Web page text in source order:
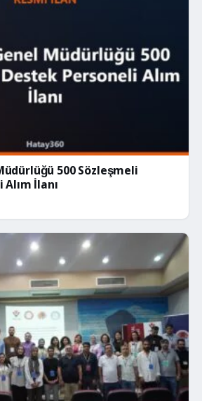
500 Sözleşmeli
İlanı